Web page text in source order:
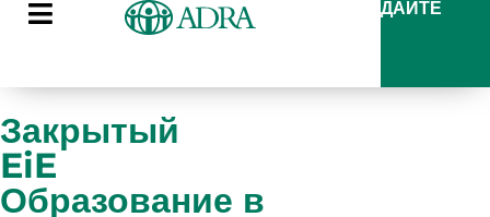
ДАЙТЕ
Закрытый
EiE
Образование в